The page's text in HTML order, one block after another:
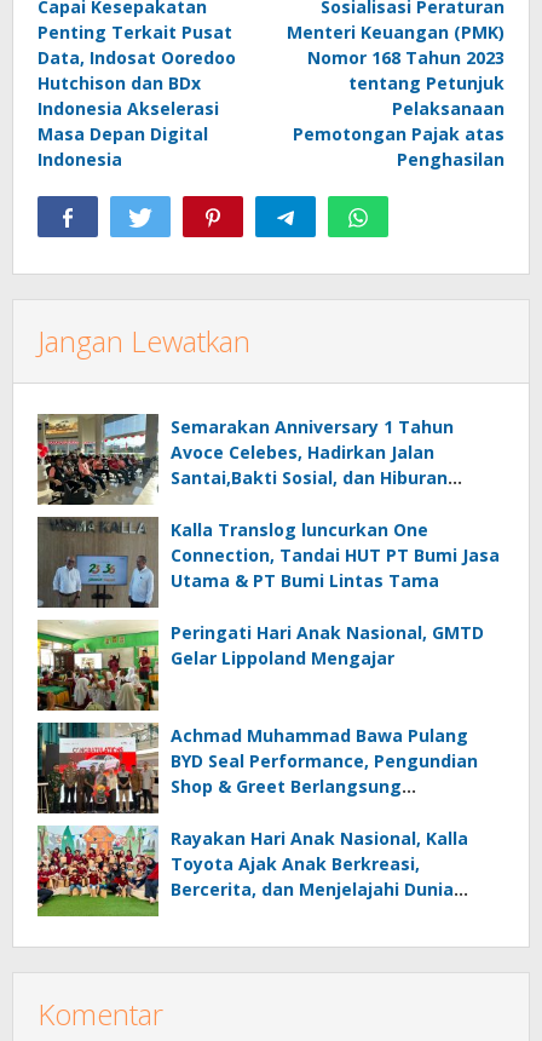
pos
Capai Kesepakatan
Penting Terkait Pusat
Data, Indosat Ooredoo
Hutchison dan BDx
Indonesia Akselerasi
Masa Depan Digital
Indonesia
Sosialisasi Peraturan
Menteri Keuangan (PMK)
Nomor 168 Tahun 2023
tentang Petunjuk
Pelaksanaan
Pemotongan Pajak atas
Penghasilan
Jangan Lewatkan
Semarakan Anniversary 1 Tahun
Avoce Celebes, Hadirkan Jalan
Santai,Bakti Sosial, dan Hiburan
Kalla Translog luncurkan One
Connection, Tandai HUT PT Bumi Jasa
Utama & PT Bumi Lintas Tama
Peringati Hari Anak Nasional, GMTD
Gelar Lippoland Mengajar
Achmad Muhammad Bawa Pulang
BYD Seal Performance, Pengundian
Shop & Greet Berlangsung
Rayakan Hari Anak Nasional, Kalla
Toyota Ajak Anak Berkreasi,
Bercerita, dan Menjelajahi Dunia
Komentar